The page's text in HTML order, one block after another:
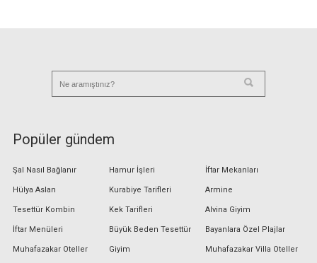
Popüler gündem
Şal Nasıl Bağlanır
Hülya Aslan
Tesettür Kombin
İftar Menüleri
Muhafazakar Oteller
Hamur İşleri
Kurabiye Tarifleri
Kek Tarifleri
Büyük Beden Tesettür
Giyim
İftar Mekanları
Armine
Alvina Giyim
Bayanlara Özel Plajlar
Muhafazakar Villa Oteller